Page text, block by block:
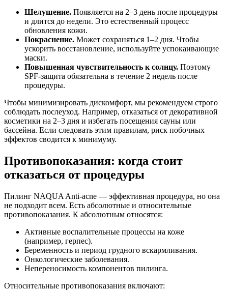
Шелушение. Появляется на 2–3 день после процедуры
и длится до недели. Это естественный процесс
обновления кожи.
Покраснение. Может сохраняться 1–2 дня. Чтобы
ускорить восстановление, используйте успокаивающие
маски.
Повышенная чувствительность к солнцу. Поэтому
SPF-защита обязательна в течение 2 недель после
процедуры.
Чтобы минимизировать дискомфорт, мы рекомендуем строго
соблюдать послеуход. Например, отказаться от декоративной
косметики на 2–3 дня и избегать посещения сауны или
бассейна. Если следовать этим правилам, риск побочных
эффектов сводится к минимуму.
Противопоказания: когда стоит
отказаться от процедуры
Пилинг NAQUA Anti-acne — эффективная процедура, но она
не подходит всем. Есть абсолютные и относительные
противопоказания. К абсолютным относятся:
Активные воспалительные процессы на коже
(например, герпес).
Беременность и период грудного вскармливания.
Онкологические заболевания.
Непереносимость компонентов пилинга.
Относительные противопоказания включают: